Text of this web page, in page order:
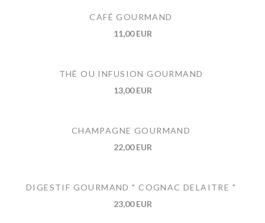
CAFÉ GOURMAND
11,00 EUR
THÉ OU INFUSION GOURMAND
13,00 EUR
CHAMPAGNE GOURMAND
22,00 EUR
DIGESTIF GOURMAND " COGNAC DELAITRE "
23,00 EUR